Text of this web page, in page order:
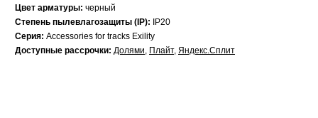
Цвет арматуры: черный
Степень пылевлагозащиты (IP):
IP20
Серия: Accessories for tracks Exility
Доступные рассрочки: Долями, Плайт, Яндекс.Сплит